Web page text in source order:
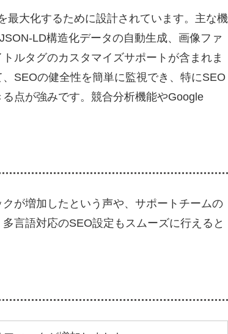
最大化するために設計されています。主な機
LD構造化データの自動生成、画像ファ
ルタグのカスタマイズサポートが含まれま
SEOの健全性を簡単に監視でき、特にSEO
点が強みです。競合分析機能やGoogle
が増加したという声や、サポートチームの
言語対応のSEO設定もスムーズに行えると